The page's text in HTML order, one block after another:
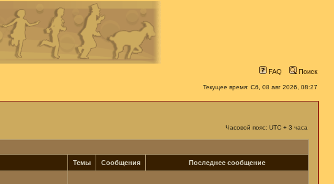
FAQ Поиск
Текущее время: Сб, 08 авг 2026, 08:27
Часовой пояс: UTC + 3 часа
Темы Сообщения Последнее сообщение